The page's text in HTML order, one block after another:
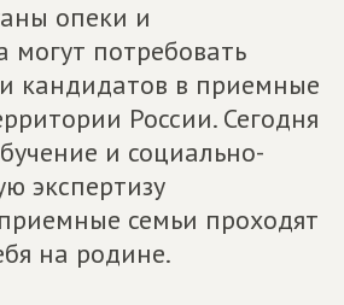
опеки и
могут потребовать
кандидатов в приемные
России. Сегодня
и социально-
экспертизу
семьи проходят
на родине.